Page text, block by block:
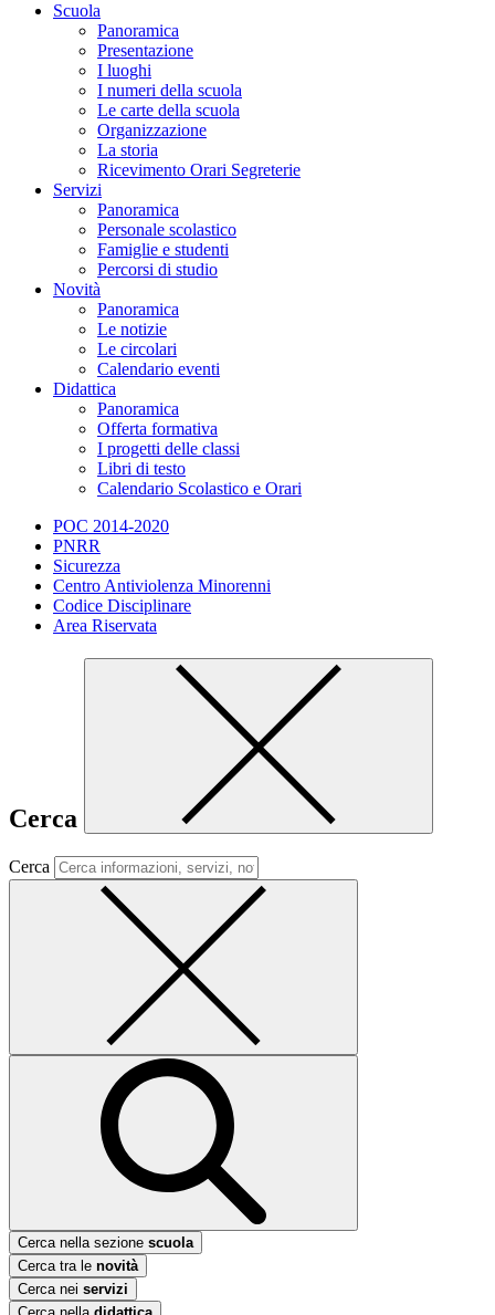
Scuola
Panoramica
Presentazione
I luoghi
I numeri della scuola
Le carte della scuola
Organizzazione
La storia
Ricevimento Orari Segreterie
Servizi
Panoramica
Personale scolastico
Famiglie e studenti
Percorsi di studio
Novità
Panoramica
Le notizie
Le circolari
Calendario eventi
Didattica
Panoramica
Offerta formativa
I progetti delle classi
Libri di testo
Calendario Scolastico e Orari
POC 2014-2020
PNRR
Sicurezza
Centro Antiviolenza Minorenni
Codice Disciplinare
Area Riservata
Cerca
Cerca
Cerca nella sezione scuola
Cerca tra le novità
Cerca nei servizi